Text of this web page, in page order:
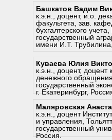
устойчивость
Будущее
в
Внедрение
интеллекта
рутинных
Электронный
Интеграция
другими
платформами.
Аудит
Подготовка
цифровых
денег.
Обеспечение
транзакций и
Политики
защиты
сектор.
соблюдения
требований.
управления
Оценка
мониторинга
показателей.
Управление
Минимизация
рисков.
Развитие
анализа
Внедрение
в условиях
Развитие
Оценка и
цифровую
Развитие
моделей в
Маляровская
к.э.н., доцент
и управления,
государственный
Россия.
Башкатов Вадим
к.э.н., доцент, и.о.
факультета, зав.
бухгалтерского
государственный
имени И.Т.
Куваева Юлия
к.э.н., доцент,
денежного
государственный
г. Екатеринбург,